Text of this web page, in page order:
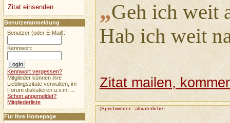
„Geh ich weit
Hab ich weit
Zitat mailen,
[Sprichwörter- altväterliche]
Zitat einsenden
Benutzeranmeldung
Benutzer (oder E-Mail):
Kennwort:
Kennwort vergessen?
Mitglieder können ihre
Lieblingszitate verwalten, im
Forum diskutieren u.v.m. ...
Schon angemeldet?
Mitgliederliste
Für Ihre Homepage